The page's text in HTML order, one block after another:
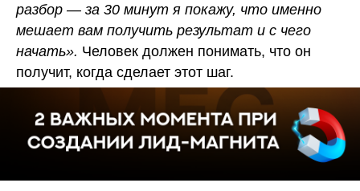
разбор — за 30 минут я покажу, что именно
мешает вам получить результат и с чего
начать». Человек должен понимать, что он
получит, когда сделает этот шаг.